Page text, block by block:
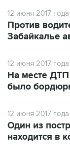
12 июня 2017 года
Против
Забайкалье
12 июня 2017
На месте ДТП
было
12 июня 2017 года
Один из
находится в